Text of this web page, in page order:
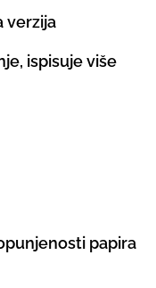
verzija
ispisuje više
papira